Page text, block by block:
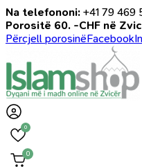
Na telefononi: +41 79 469
Porositë 60. -CHF në
Përcjell porosinëFacebook
0
0